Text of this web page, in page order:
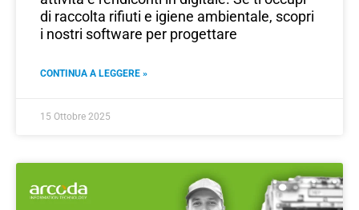
di raccolta rifiuti e igiene ambientale, scopri
i nostri software per progettare
CONTINUA A LEGGERE »
15 Ottobre 2025